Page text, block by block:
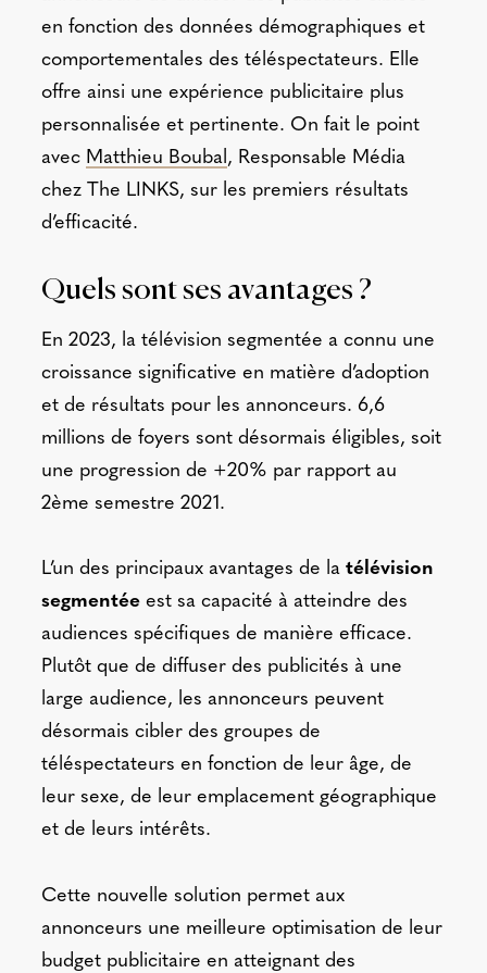
en fonction des données démographiques et
comportementales des téléspectateurs. Elle
offre ainsi une expérience publicitaire plus
personnalisée et pertinente. On fait le point
avec Matthieu Boubal, Responsable Média
chez The LINKS, sur les premiers résultats
d’efficacité.
Quels sont ses avantages ?
En 2023, la télévision segmentée a connu une
croissance significative en matière d’adoption
et de résultats pour les annonceurs. 6,6
millions de foyers sont désormais éligibles, soit
une progression de +20% par rapport au
2ème semestre 2021.
L’un des principaux avantages de la télévision
segmentéeest sa capacité à atteindre des
audiences spécifiques de manière efficace.
Plutôt que de diffuser des publicités à une
large audience, les annonceurs peuvent
désormais cibler des groupes de
téléspectateurs en fonction de leur âge, de
leur sexe, de leur emplacement géographique
et de leurs intérêts.
Cette nouvelle solution permet aux
annonceurs une meilleure optimisation de leur
budget publicitaire en atteignant des